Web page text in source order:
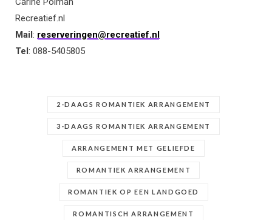
Recreatief.nl
Mail: reserveringen@recreatief.nl
Tel: 088-5405805
2-DAAGS ROMANTIEK ARRANGEMENT
3-DAAGS ROMANTIEK ARRANGEMENT
ARRANGEMENT MET GELIEFDE
ROMANTIEK ARRANGEMENT
ROMANTIEK OP EEN LANDGOED
ROMANTISCH ARRANGEMENT